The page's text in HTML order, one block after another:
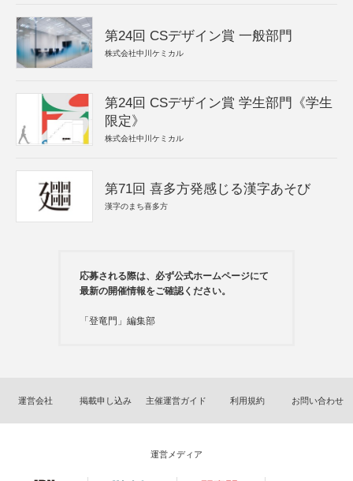
第24回 CSデザイン賞 一般部門
株式会社中川ケミカル
第24回 CSデザイン賞 学生部門《学生
限定》
株式会社中川ケミカル
第71回 喜多方発感じる漢字あそび
漢字のまち喜多方
応募される際は、必ず公式ホームページにて
最新の開催情報をご確認ください。
「登竜門」編集部
運営会社 掲載申し込み 主催運営ガイド 利用規約 お問い合わせ
運営メディア